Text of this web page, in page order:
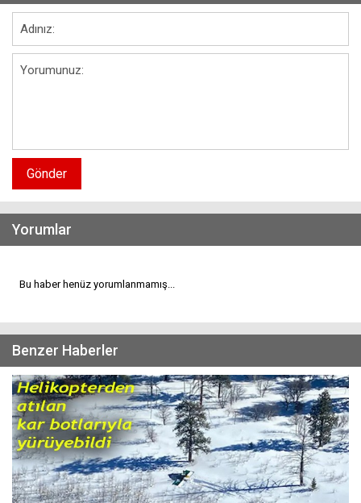
Gönder
Yorumlar
Bu haber henüz yorumlanmamış...
Benzer Haberler